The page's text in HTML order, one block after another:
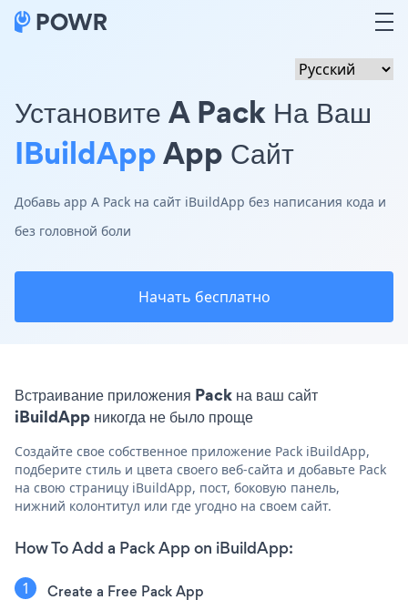
Установите A Pack На Ваш
IBuildAppApp Сайт
Добавь app A Pack на сайт iBuildApp без написания кода и
без головной боли
Начать бесплатно
Встраивание приложения Pack на ваш сайт
iBuildApp никогда не было проще
Создайте свое собственное приложение Pack iBuildApp,
подберите стиль и цвета своего веб-сайта и добавьте Pack
на свою страницу iBuildApp, пост, боковую панель,
нижний колонтитул или где угодно на своем сайт.
How To Add a Pack App on iBuildApp:
Create a Free Pack App